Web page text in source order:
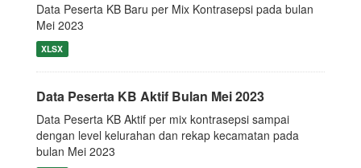
Data Peserta KB Baru per Mix Kontrasepsi pada bulan
Mei 2023
XLSX
Data Peserta KB Aktif Bulan Mei 2023
Data Peserta KB Aktif per mix kontrasepsi sampai
dengan level kelurahan dan rekap kecamatan pada
bulan Mei 2023